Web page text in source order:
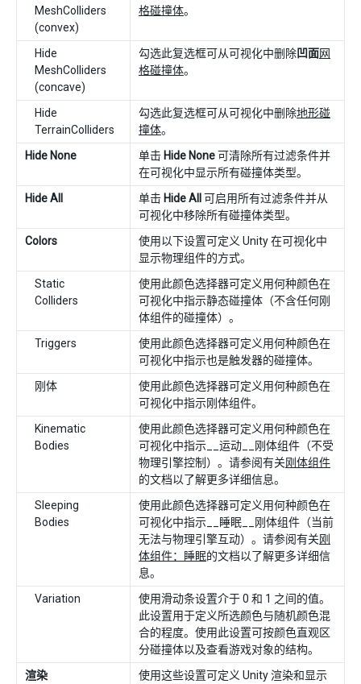
MeshColliders
(convex)
格碰撞体。
Hide
MeshColliders
(concave)
勾选此复选框可从可视化中删除凹面网
格碰撞体。
Hide
TerrainColliders
勾选此复选框可从可视化中删除地形碰
撞体。
Hide None
单击 Hide None可清除所有过滤条件并
在可视化中显示所有碰撞体类型。
Hide All
单击 Hide All 可启用所有过滤条件并从
可视化中移除所有碰撞体类型。
Colors
使用以下设置可定义 Unity 在可视化中
显示物理组件的方式。
Static
Colliders
使用此颜色选择器可定义用何种颜色在
可视化中指示静态碰撞体（不含任何刚
体组件的碰撞体）。
Triggers
使用此颜色选择器可定义用何种颜色在
可视化中指示也是触发器的碰撞体。
刚体
使用此颜色选择器可定义用何种颜色在
可视化中指示刚体组件。
Kinematic
Bodies
使用此颜色选择器可定义用何种颜色在
可视化中指示__运动__刚体组件（不受
物理引擎控制）。请参阅有关刚体组件
的文档以了解更多详细信息。
Sleeping
Bodies
使用此颜色选择器可定义用何种颜色在
可视化中指示__睡眠__刚体组件（当前
无法与物理引擎互动）。请参阅有关刚
体组件：睡眠的文档以了解更多详细信
息。
Variation
使用滑动条设置介于 0 和 1 之间的值。
此设置用于定义所选颜色与随机颜色混
合的程度。使用此设置可按颜色直观区
分碰撞体以及查看游戏对象的结构。
渲染
使用这些设置可定义 Unity 渲染和显示